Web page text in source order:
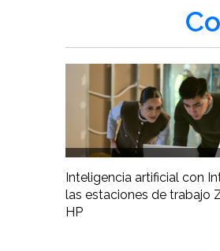
Inteligencia artificial con
las estaciones de trabajo
HP